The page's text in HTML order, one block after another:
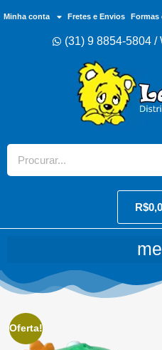
Minha conta Fretes e Envios Formas
(31) 9 8854-5804 /
R$
Oferta!